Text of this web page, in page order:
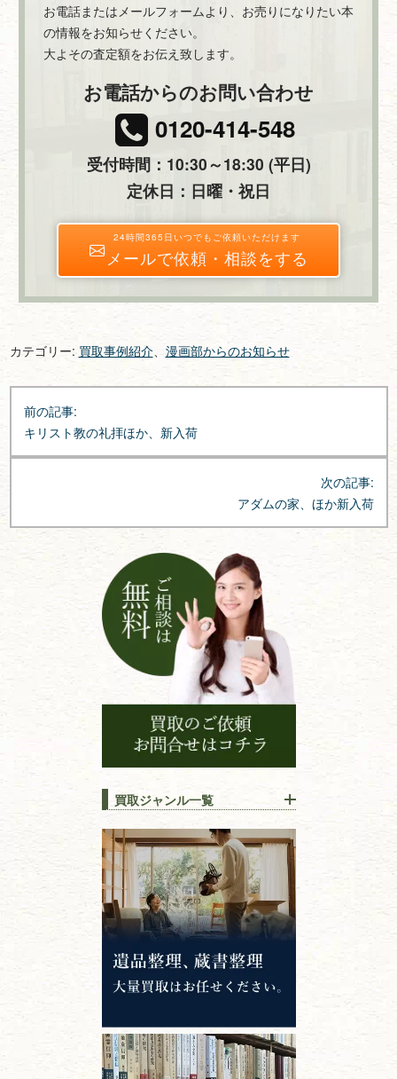
お電話またはメールフォームより、お売りになりたい本
の情報をお知らせください。
大よその査定額をお伝え致します。
お電話からのお問い合わせ
0120-414-548
受付時間：10:30～18:30 (平日)
定休日：日曜・祝日
24時間365日いつでもご依頼いただけます
メールで依頼・相談をする
カテゴリー: 買取事例紹介、 漫画部からのお知らせ
投
稿
ナ
ビ
シ
ョ
前の記事:
キリスト教の礼拝ほか、新入荷
次の記事:
アダムの家、ほか新入荷
買取ジャンル一覧
江戸時代の書物
唐本・漢籍・
中国書物・朝鮮本
錦絵・浮世絵・版画・刷り物
専門書・ 学術書
哲学書・思想書
心理学・倫理学